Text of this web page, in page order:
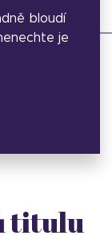
bloudí
je
titulu